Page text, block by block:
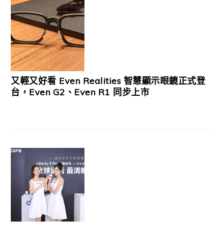
又輕又好看 Even Realities 智慧顯示眼鏡正式登
台，Even G2、Even R1 同步上市